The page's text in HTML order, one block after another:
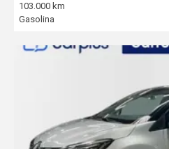
103.000 km
Gasolina